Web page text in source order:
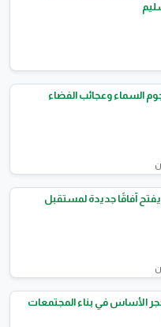
السماء وعجائب الفضاء
يفتح آفاقًا جديدة لمستقبل
الأساس في بناء المجتمعات